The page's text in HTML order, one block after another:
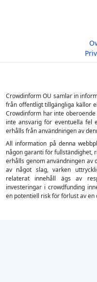
Crowdinform OU samlar in
från offentligt tillgängliga källor
Crowdinform har inte
inte ansvarig för eventuella fel
erhålls från användningen av
All information på denna
någon garanti för fullständighet,
erhålls genom användningen av
av något slag, varken
relaterat innehåll ägs av
investeringar i crowdfunding
en potentiell risk för förlust av